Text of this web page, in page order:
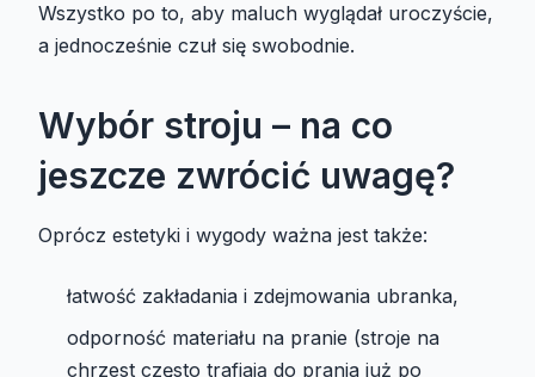
Wszystko po to, aby maluch wyglądał uroczyście,
a jednocześnie czuł się swobodnie.
Wybór stroju – na co
jeszcze zwrócić uwagę?
Oprócz estetyki i wygody ważna jest także:
łatwość zakładania i zdejmowania ubranka,
odporność materiału na pranie (stroje na
chrzest często trafiają do prania już po